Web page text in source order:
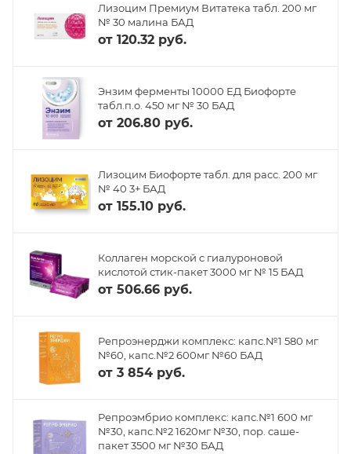
Лизоцим Премиум Витатека табл. 200 мг
№ 30 малина БАД
от 120.32 руб.
Энзим ферменты 10000 ЕД Биофорте
табл.п.о. 450 мг № 30 БАД
от 206.80 руб.
Лизоцим Биофорте табл. для расс. 200 мг
№ 40 3+ БАД
от 155.10 руб.
Коллаген морской с гиалуроновой
кислотой стик-пакет 3000 мг № 15 БАД
от 506.66 руб.
Репроэнерджи комплекс: капс.№1 580 мг
№60, капс.№2 600мг №60 БАД
от 3 854 руб.
Репроэмбрио комплекс: капс.№1 600 мг
№30, капс.№2 1620мг №30, пор. саше-
пакет 3500 мг №30 БАД